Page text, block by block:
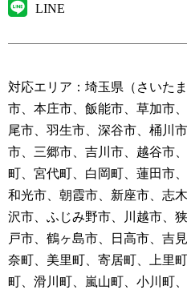
LINE
対応エリア：埼玉県（さいた
市、本庄市、飯能市、草加市
尾市、羽生市、深谷市、桶川
市、三郷市、吉川市、越谷市
町、宮代町、白岡町、蓮田市
和光市、朝霞市、新座市、志
沢市、ふじみ野市、川越市、
戸市、鶴ヶ島市、日高市、吉
奈町、美里町、寄居町、上里
町、滑川町、嵐山町、小川町